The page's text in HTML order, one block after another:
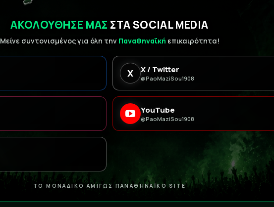
ΑΚΟΛΟΥΘΗΣΕ ΜΑΣ ΣΤΑ SOCIAL MEDIA
Μείνε συντονισμένος για όλη την Παναθηναϊκή επικαιρότητα!
X X / Twitter
@PaoMaziSou1908
YouTube
@PaoMaziSou1908
ΤΟ ΜΟΝΑΔΙΚΟ ΑΜΙΓΩΣ ΠΑΝΑΘΗΝΑΪΚΟ SITE